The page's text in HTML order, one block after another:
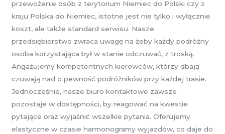
przewożenie osób z terytorium Niemiec do Polski czy z
kraju Polska do Niemiec, istotne jest nie tylko i wyłącznie
koszt, ale także standard serwisu. Nasze
przedsiębiorstwo zwraca uwagę na żeby każdy podróżny
osoba korzystająca był w stanie odczuwać, z troską.
Angażujemy kompetentnych kierowców, którzy dbają
czuwają nad o pewność podróżników przy każdej trasie.
Jednocześnie, nasze biuro kontaktowe zawsze
pozostaje w dostępności, by reagować na kwestie
pytające oraz wyjaśnić wszelkie pytania. Oferujemy
elastyczne w czasie harmonogramy wyjazdów, co daje do